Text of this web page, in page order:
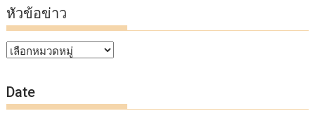
หัวข้อข่าว
หัวข้อ
Date